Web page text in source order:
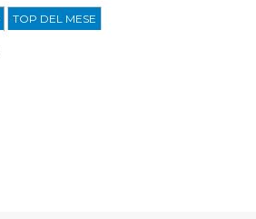
TOP DEL MESE